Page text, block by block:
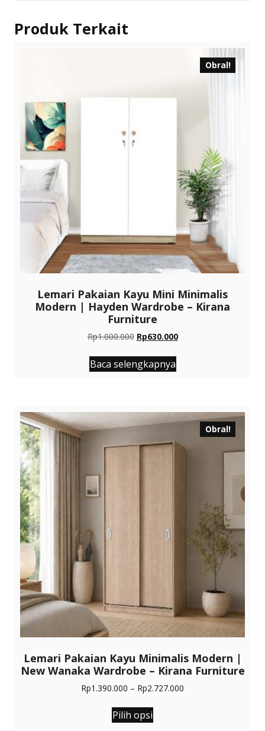
Produk Terkait
Obral!
Lemari Pakaian Kayu Mini Minimalis
Modern | Hayden Wardrobe – Kirana
Furniture
Rp1.000.000 Harga
adalah:
Rp1.000.000.
Rp630.000Harga
Baca selengkapnya
Obral!
Lemari Pakaian Kayu Minimalis Modern |
New Wanaka Wardrobe – Kirana Furniture
Rp1.390.000 – Rp2.727.000
Pilih opsi
Produk